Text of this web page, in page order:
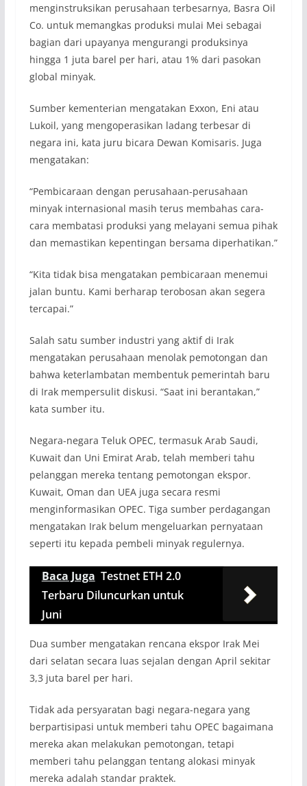
menginstruksikan perusahaan terbesarnya, Basra Oil
Co. untuk memangkas produksi mulai Mei sebagai
bagian dari upayanya mengurangi produksinya
hingga 1 juta barel per hari, atau 1% dari pasokan
global minyak.
Sumber kementerian mengatakan Exxon, Eni atau
Lukoil, yang mengoperasikan ladang terbesar di
negara ini, kata juru bicara Dewan Komisaris. Juga
mengatakan:
“Pembicaraan dengan perusahaan-perusahaan
minyak internasional masih terus membahas cara-
cara membatasi produksi yang melayani semua pihak
dan memastikan kepentingan bersama diperhatikan.”
“Kita tidak bisa mengatakan pembicaraan menemui
jalan buntu. Kami berharap terobosan akan segera
tercapai.”
Salah satu sumber industri yang aktif di Irak
mengatakan perusahaan menolak pemotongan dan
bahwa keterlambatan membentuk pemerintah baru
di Irak mempersulit diskusi. “Saat ini berantakan,”
kata sumber itu.
Negara-negara Teluk OPEC, termasuk Arab Saudi,
Kuwait dan Uni Emirat Arab, telah memberi tahu
pelanggan mereka tentang pemotongan ekspor.
Kuwait, Oman dan UEA juga secara resmi
menginformasikan OPEC. Tiga sumber perdagangan
mengatakan Irak belum mengeluarkan pernyataan
seperti itu kepada pembeli minyak regulernya.
Baca Juga Testnet ETH 2.0
Terbaru Diluncurkan untuk
Juni
Dua sumber mengatakan rencana ekspor Irak Mei
dari selatan secara luas sejalan dengan April sekitar
3,3 juta barel per hari.
Tidak ada persyaratan bagi negara-negara yang
berpartisipasi untuk memberi tahu OPEC bagaimana
mereka akan melakukan pemotongan, tetapi
memberi tahu pelanggan tentang alokasi minyak
mereka adalah standar praktek.